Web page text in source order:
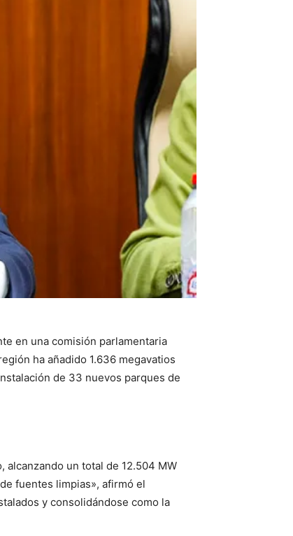
en una comisión parlamentaria
ha añadido 1.636 megavatios
de 33 nuevos parques de
alcanzando un total de 12.504 MW
fuentes limpias», afirmó el
y consolidándose como la